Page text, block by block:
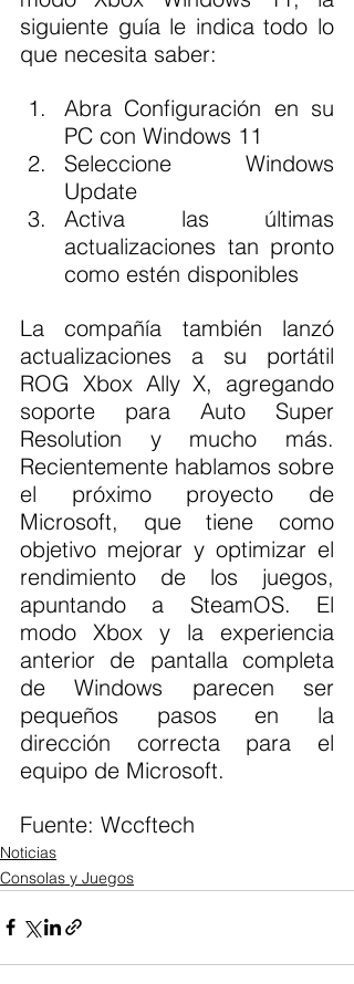
siguiente guía le indica todo lo
que necesita saber:
Abra Configuración en su
PC con Windows 11
Seleccione Windows
Update
Activa las últimas
actualizaciones tan pronto
como estén disponibles
La compañía también lanzó
actualizaciones a su portátil
ROG Xbox Ally X, agregando
soporte para Auto Super
Resolution y mucho más.
Recientemente hablamos sobre
el próximo proyecto de
Microsoft, que tiene como
objetivo mejorar y optimizar el
rendimiento de los juegos,
apuntando a SteamOS. El
modo Xbox y la experiencia
anterior de pantalla completa
de Windows parecen ser
pequeños pasos en la
dirección correcta para el
equipo de Microsoft.
Fuente: Wccftech
Noticias
Consolas y Juegos